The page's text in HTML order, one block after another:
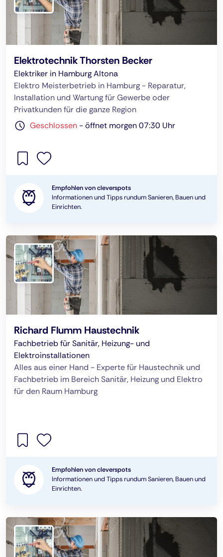
Elektrotechnik Thorsten Becker
Elektriker in Hamburg Altona
Elektro Meisterbetrieb in Hamburg - Reparatur,
Installation und Wartung für Gewerbe oder
Privatkunden für die ganze Region
Geschlossen -öffnet morgen 07:30 Uhr
Empfohlen von cleverspots
Informationen und Tipps rundum Sanieren, Bauen und
Einrichten.
Richard Flumm Haustechnik
Fachbetrieb für Sanitär, Heizung- und
Elektroinstallationen
Alles aus einer Hand - Experte für Haustechnik und
Fachbetrieb im Bereich Sanitär, Heizung und Elektro
für den Raum Hamburg
Empfohlen von cleverspots
Informationen und Tipps rundum Sanieren, Bauen und
Einrichten.